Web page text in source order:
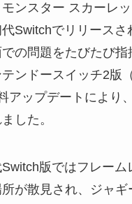
モンスター スカーレ
代Switchでリリースさ
の問題をたびたび指
ンドースイッチ2版
アップデートにより
した。
版ではフレーム
が散見され、ジャギ